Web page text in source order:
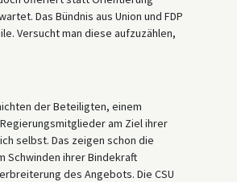
Das Bündnis aus Union und FDP
Versucht man diese aufzuzählen,
der Beteiligten, einem
am Ziel ihrer
selbst. Das zeigen schon die
Schwinden ihrer Bindekraft
des Angebots. Die CSU